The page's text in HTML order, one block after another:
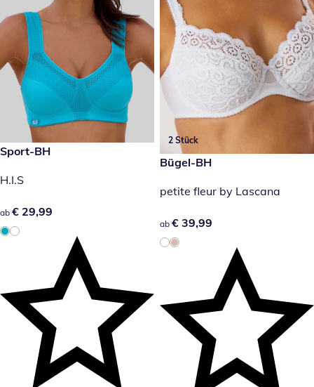
€ 29,99
Sport-BH
H.I.S
€ 29,99
ab € 29,99
2 Stück
€ 39,99
Bügel-BH
petite fleur by Lascana
€ 39,99
ab € 39,99